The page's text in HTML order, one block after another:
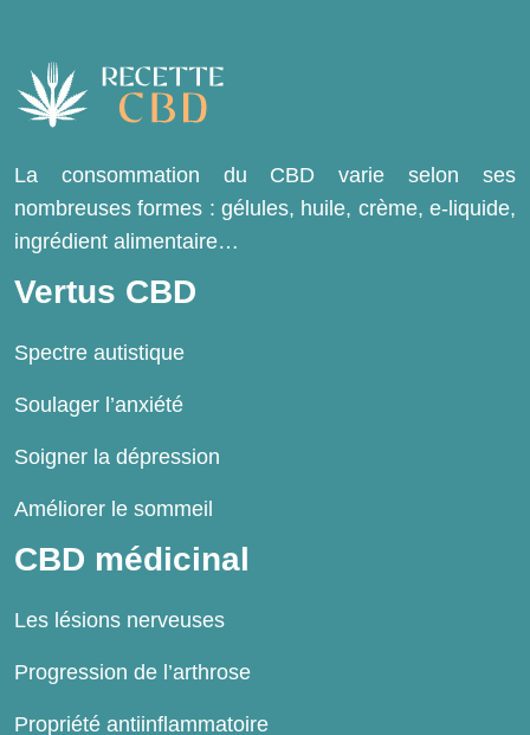
La consommation du CBD varie selon ses
nombreuses formes : gélules, huile, crème, e-liquide,
ingrédient alimentaire…
Vertus CBD
Spectre autistique
Soulager l’anxiété
Soigner la dépression
Améliorer le sommeil
CBD médicinal
Les lésions nerveuses
Progression de l’arthrose
Propriété antiinflammatoire